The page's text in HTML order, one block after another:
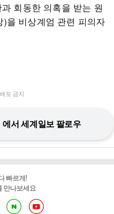
회동한 의혹을 받는 원
을 비상계엄 관련 피의자
포 금지
에서 세계일보 팔로우
빠르게!
만나보세요